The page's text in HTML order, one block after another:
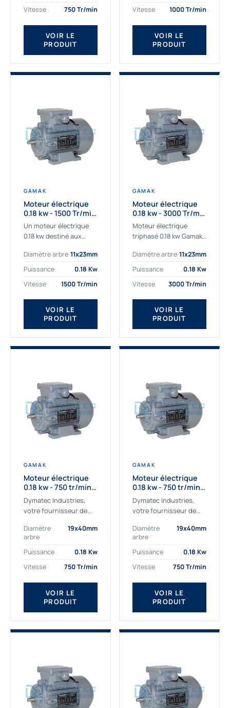
moteur de
qualité Gamak...
Vitesse
750 Tr/min
VOIR LE
PRODUIT
assemblons et
fournissons des
moteurs asynchrones
depuis de
nombreuses...
Vitesse
1000 Tr/min
VOIR LE
PRODUIT
GAMAK
Moteur électrique
0.18 kw - 1500 Tr/min
- 230/400V - IE2
Un moteur électrique
0.18 kw destiné aux
exigeantes. Fort de
nombreuses années
détermination et la
fourniture...
Diamètre arbre 11x23mm
Puissance
0.18 Kw
Vitesse
1500 Tr/min
VOIR LE
PRODUIT
GAMAK
Moteur électrique
0.18 kw - 3000 Tr/min
- 230/400V - IE2
Moteur électrique
triphasé 0.18 kw Gamak,
professionnelle
indispensable à vos
Fournisseur Français
des moteurs
électriques Gamak,
nous proposons
exclusivement des...
Diamètre arbre 11x23mm
Puissance
0.18 Kw
Vitesse
3000 Tr/min
VOIR LE
PRODUIT
GAMAK
Moteur électrique
0.18 kw - 750 tr/min -
230/400V - IE2
Dymatec Industries,
votre fournisseur de
kw. Dymatec Industries
vous propose le moteur
électrique 0.18 kw, un
qualité Gamak...
Diamètre
arbre
19x40mm
Puissance
0.18 Kw
Vitesse
750 Tr/min
VOIR LE
PRODUIT
GAMAK
Moteur électrique
0.18 kw - 750 tr/min -
230/400V - IE3
Dymatec Industries,
votre fournisseur de
kw. Dymatec Industries
vous propose le moteur
électrique 0.18 kw, un
moteur de qualité...
Diamètre
arbre
19x40mm
Puissance
0.18 Kw
Vitesse
750 Tr/min
VOIR LE
PRODUIT